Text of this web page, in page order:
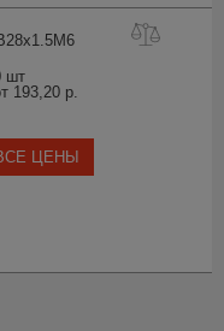
M6
шт
193,20 р.
ЦЕНЫ